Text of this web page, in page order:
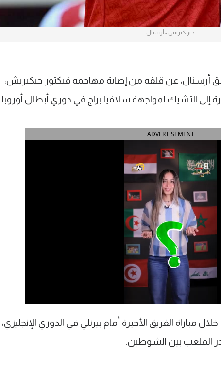
جيوكيريس - أرسنال
أرسنال، عن قلقه من إصابة مهاجمه فيكتور جيكيريش،
إلى التشيك لمواجهة سلافيا براج في دوري أبطال أوروبا.
ADVERTISEMENT
مباراة الفريق الأخيرة أمام بيرنلي في الدوري الإنجليزي،